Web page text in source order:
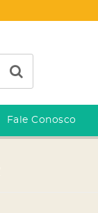
Fale Conosco